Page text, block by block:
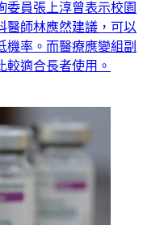
委員張上淳曾表示校園
醫師林應然建議，可以
機率。而醫療應變組副
較適合長者使用。